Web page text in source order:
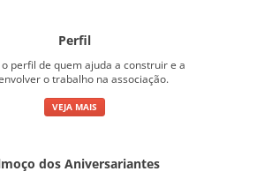
Perfil
perfil de quem ajuda a construir e a
o trabalho na associação.
VEJA MAIS
dos Aniversariantes